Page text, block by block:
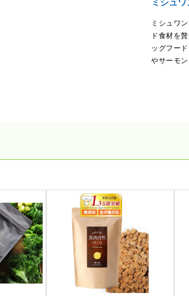
ミシュワ
ド食材を
ッグフー
やサーモ